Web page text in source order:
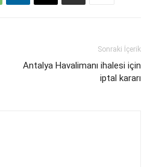
Sonraki İçerik
Antalya Havalimanı ihalesi için
iptal kararı